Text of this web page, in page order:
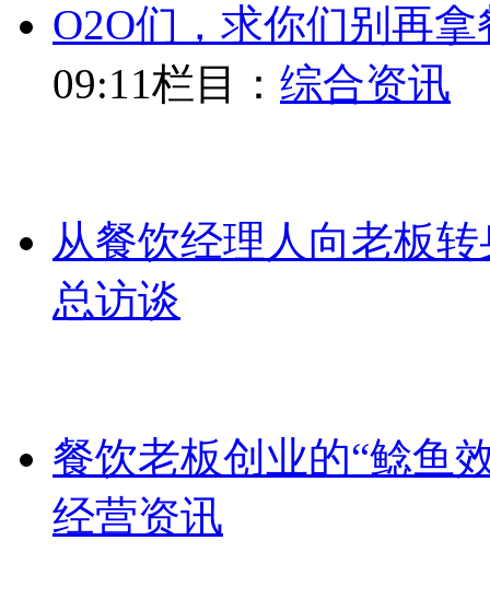
O2O们，求你们别再
09:11栏目： 综合资讯
从餐饮经理人向老板转
总访谈
餐饮老板创业的“鲶鱼
经营资讯